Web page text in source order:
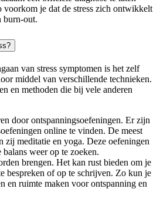
voorkom je dat de stress zich ontwikkelt
burn-out.
van stress symptomen is het zelf
middel van verschillende technieken.
en methoden die bij vele anderen
door ontspanningsoefeningen. Er zijn
online te vinden. De meest
zij meditatie en yoga. Deze oefeningen
balans weer op te zoeken.
brengen. Het kan rust bieden om je
bespreken of op te schrijven. Zo kun je
en ruimte maken voor ontspanning en